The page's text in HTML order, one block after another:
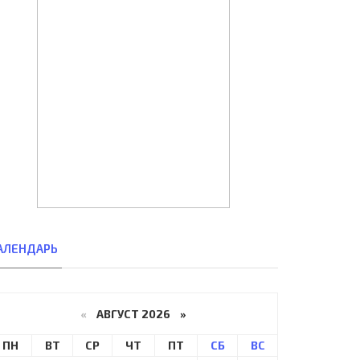
« АВГУСТ 2026 »
ПН ВТ СР ЧТ ПТ СБ ВС